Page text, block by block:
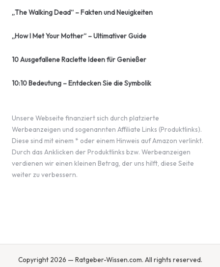
„The Walking Dead“ – Fakten und Neuigkeiten
„How I Met Your Mother“ – Ultimativer Guide
10 Ausgefallene Raclette Ideen für Genießer
10:10 Bedeutung – Entdecken Sie die Symbolik
Unsere Webseite finanziert sich durch platzierte
Werbeanzeigen und sogenannten Affiliate Links (Produktlinks).
Diese sind mit einem * oder einem Hinweis auf Amazon verlinkt.
Durch das Anklicken der Produktlinks bzw. Werbeanzeigen
verdienen wir einen kleinen Betrag, der uns hilft, diese Seite
weiter zu verbessern.
Copyright 2026 — Ratgeber-Wissen.com. All rights reserved.